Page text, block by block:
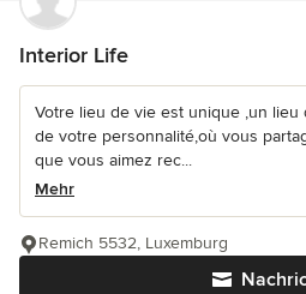
Interior Life
Votre lieu de vie est unique ,un
de votre personnalité,où vous
que vous aimez rec...
Mehr
Remich 5532, Luxemburg